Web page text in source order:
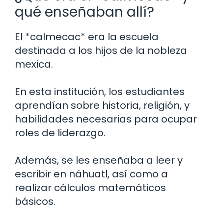
qué enseñaban allí?
El *calmecac* era la escuela
destinada a los hijos de la nobleza
mexica.
En esta institución, los estudiantes
aprendían sobre historia, religión, y
habilidades necesarias para ocupar
roles de liderazgo.
Además, se les enseñaba a leer y
escribir en náhuatl, así como a
realizar cálculos matemáticos
básicos.